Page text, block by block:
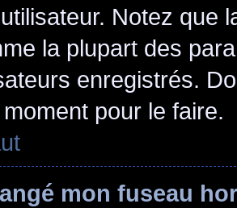
Notez que
la plupart des
enregistrés.
pour le faire.
mon fuseau